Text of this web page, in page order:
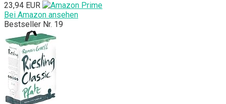
23,94 EUR
Bei Amazon ansehen
Bestseller Nr. 19